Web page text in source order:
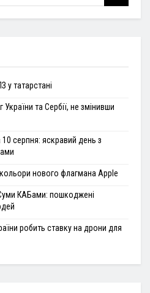
у татарстані
України та Сербії, не змінивши
10 серпня: яскравий день з
нового флагмана Apple
КАБами: пошкоджені
робить ставку на дрони для